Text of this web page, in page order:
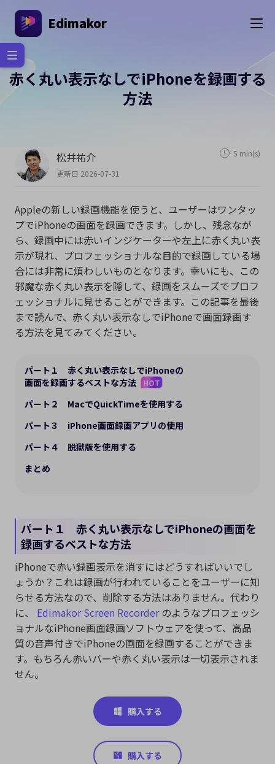
Edimakor
赤く丸い表示なしでiPhoneを録画する
方法
松井祐介
更新日 2026-07-31
5 min(s)
Appleの新しい録画機能を使うと、ユーザーはワンタッ
プでiPhoneの画面を録画できます。しかし、残念なが
ら、録画中には赤いインジケーターや左上に赤く丸い表
示が現れ、プロフェッショナルな目的で録画している場
合には非常に煩わしいものとなります。幸いにも、この
邪魔な赤く丸い表示を隠して、録画をスムーズでプロフ
ェッショナルに見せることができます。この記事を最後
まで読んで、赤く丸い表示なしでiPhoneで画面録画す
る方法を見てみてください。
パート１ 赤く丸い表示なしでiPhoneの
画面を録画するベストな方法
HOT
パート２ MacでQuickTimeを使用する
パート３ iPhone画面録画アプリの使用
パート４ 脱獄版を使用する
まとめ
パート１ 赤く丸い表示なしでiPhoneの画面を
録画するベストな方法
iPhoneで赤い録画表示を消すにはどうすればいいでし
ょうか？これは録画が行われていることをユーザーに知
らせる方法なので、削除する方法はありません。代わり
に、 Edimakor Screen Recorder のようなプロフェッシ
ョナルなiPhone画面録画ソフトウェアを使って、高品
質の音声付きでiPhoneの画面を録画することができま
す。もちろん赤いバーや赤く丸い表示は一切表示されま
せん。